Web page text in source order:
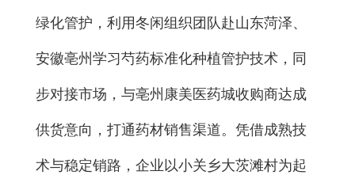
绿化管护，利用冬闲组织团队赴山东菏泽、
安徽亳州学习芍药标准化种植管护技术，同
步对接市场，与亳州康美医药城收购商达成
供货意向，打通药材销售渠道。凭借成熟技
术与稳定销路，企业以小关乡大茨滩村为起